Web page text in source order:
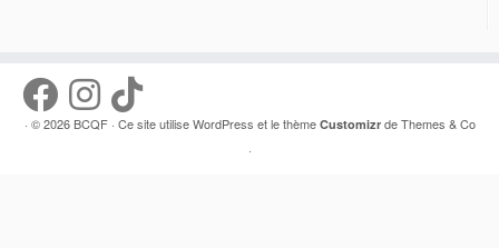
· © 2026 BCQF· Ce site utiliseWordPress et le thème CustomizrdeThemes & Co
·